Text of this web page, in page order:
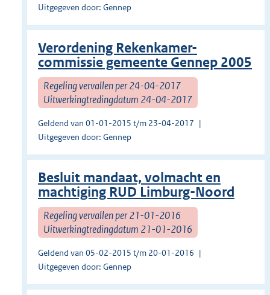
Uitgegeven door: Gennep
Verordening Rekenkamer-
commissie gemeente Gennep 2005
Regeling vervallen per 24-04-2017
Uitwerkingtredingdatum 24-04-2017
Geldend van 01-01-2015 t/m 23-04-2017
Uitgegeven door: Gennep
Besluit mandaat, volmacht en
machtiging RUD Limburg-Noord
Regeling vervallen per 21-01-2016
Uitwerkingtredingdatum 21-01-2016
Geldend van 05-02-2015 t/m 20-01-2016
Uitgegeven door: Gennep